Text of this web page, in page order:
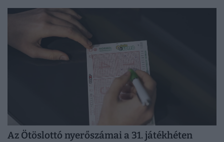
égbolt szerelmeseinek.
Az Ötöslottó nyerőszámai a 31. játékhéten